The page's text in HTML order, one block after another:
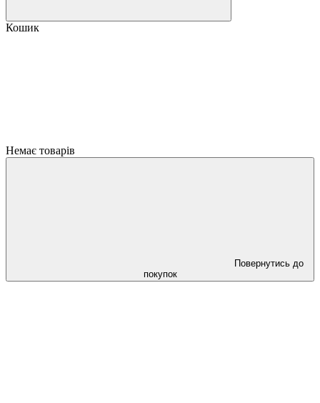
Кошик
Немає товарів
Повернутись до
покупок